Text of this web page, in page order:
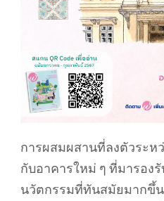
การผสมผสานที่ลงตัวระห
กับอาคารใหม่ ๆ ที่มารอง
นวัตกรรมที่ทันสมัยมากขึ้น